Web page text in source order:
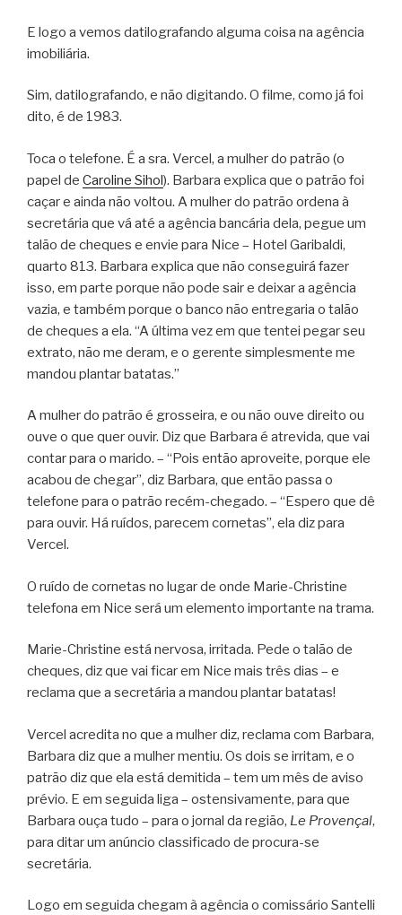
E logo a vemos datilografando alguma coisa na agência
imobiliária.
Sim, datilografando, e não digitando. O filme, como já foi
dito, é de 1983.
Toca o telefone. É a sra. Vercel, a mulher do patrão (o
papel de Caroline Sihol). Barbara explica que o patrão foi
caçar e ainda não voltou. A mulher do patrão ordena à
secretária que vá até a agência bancária dela, pegue um
talão de cheques e envie para Nice – Hotel Garibaldi,
quarto 813. Barbara explica que não conseguirá fazer
isso, em parte porque não pode sair e deixar a agência
vazia, e também porque o banco não entregaria o talão
de cheques a ela. “A última vez em que tentei pegar seu
extrato, não me deram, e o gerente simplesmente me
mandou plantar batatas.”
A mulher do patrão é grosseira, e ou não ouve direito ou
ouve o que quer ouvir. Diz que Barbara é atrevida, que vai
contar para o marido. – “Pois então aproveite, porque ele
acabou de chegar”, diz Barbara, que então passa o
telefone para o patrão recém-chegado. – “Espero que dê
para ouvir. Há ruídos, parecem cornetas”, ela diz para
Vercel.
O ruído de cornetas no lugar de onde Marie-Christine
telefona em Nice será um elemento importante na trama.
Marie-Christine está nervosa, irritada. Pede o talão de
cheques, diz que vai ficar em Nice mais três dias – e
reclama que a secretária a mandou plantar batatas!
Vercel acredita no que a mulher diz, reclama com Barbara,
Barbara diz que a mulher mentiu. Os dois se irritam, e o
patrão diz que ela está demitida – tem um mês de aviso
prévio. E em seguida liga – ostensivamente, para que
Barbara ouça tudo – para o jornal da região, Le Provençal,
para ditar um anúncio classificado de procura-se
secretária.
Logo em seguida chegam à agência o comissário Santelli